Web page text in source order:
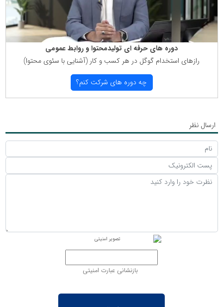
دوره های حرفه ای تولیدمحتوا و روابط عمومی
رازهای استخدام گوگل در هر كسب و كار (آشنایی با سئوی محتوا)
چه دوره های شركت كنم؟
ارسال نظر
بازنشانی عبارت امنیتی